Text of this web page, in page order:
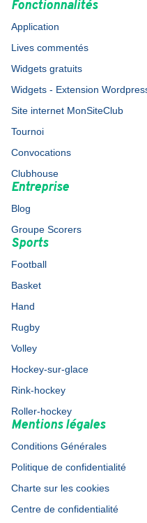
Fonctionnalités
Application
Lives commentés
Widgets gratuits
Widgets - Extension
Site internet MonSiteClub
Tournoi
Convocations
Clubhouse
Entreprise
Blog
Groupe Scorers
Sports
Football
Basket
Hand
Rugby
Volley
Hockey-sur-glace
Rink-hockey
Roller-hockey
Mentions légales
Conditions Générales
Politique de confidentialité
Charte sur les cookies
Centre de confidentialité